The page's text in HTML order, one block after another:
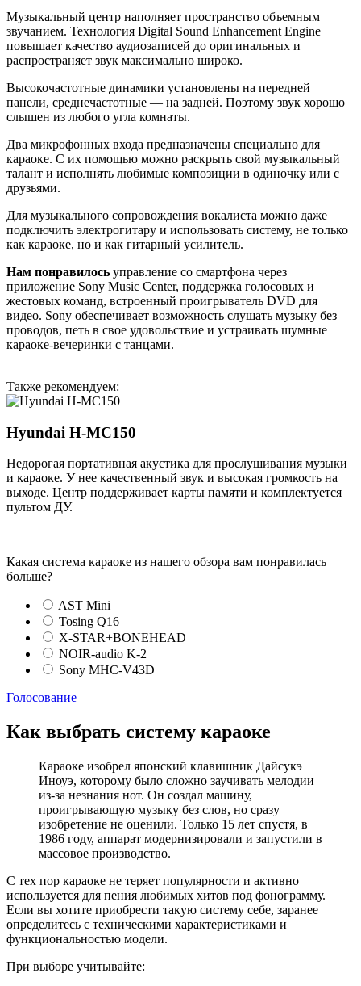
Музыкальный центр наполняет пространство объемным
звучанием. Технология Digital Sound Enhancement Engine
повышает качество аудиозаписей до оригинальных и
распространяет звук максимально широко.
Высокочастотные динамики установлены на передней
панели, среднечастотные — на задней. Поэтому звук хорошо
слышен из любого угла комнаты.
Два микрофонных входа предназначены специально для
караоке. С их помощью можно раскрыть свой музыкальный
талант и исполнять любимые композиции в одиночку или с
друзьями.
Для музыкального сопровождения вокалиста можно даже
подключить электрогитару и использовать систему, не только
как караоке, но и как гитарный усилитель.
Нам понравилось управление со смартфона через
приложение Sony Music Center, поддержка голосовых и
жестовых команд, встроенный проигрыватель DVD для
видео. Sony обеспечивает возможность слушать музыку без
проводов, петь в свое удовольствие и устраивать шумные
караоке-вечеринки с танцами.
Также рекомендуем:
Hyundai H-MC150
Недорогая портативная акустика для прослушивания музыки
и караоке. У нее качественный звук и высокая громкость на
выходе. Центр поддерживает карты памяти и комплектуется
пультом ДУ.
Какая система караоке из нашего обзора вам понравилась
больше?
AST Mini
Tosing Q16
X-STAR+BONEHEAD
NOIR-audio K-2
Sony MHC-V43D
Голосование
Как выбрать систему караоке
Караоке изобрел японский клавишник Дайсукэ
Иноуэ, которому было сложно заучивать мелодии
из-за незнания нот. Он создал машину,
проигрывающую музыку без слов, но сразу
изобретение не оценили. Только 15 лет спустя, в
1986 году, аппарат модернизировали и запустили в
массовое производство.
С тех пор караоке не теряет популярности и активно
используется для пения любимых хитов под фонограмму.
Если вы хотите приобрести такую систему себе, заранее
определитесь с техническими характеристиками и
функциональностью модели.
При выборе учитывайте: